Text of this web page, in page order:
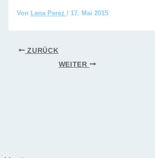
Von Lena Perez/ 17. Mai 2015
ZURÜCK
WEITER